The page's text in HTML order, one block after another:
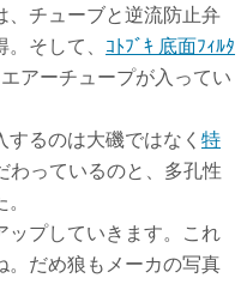
、チューブと逆流防止弁
そして、 ｺﾄﾌﾞｷ 底面ﾌｨﾙﾀ
アーチュープが入ってい
るのは大磯ではなく 特
わっているのと、多孔性
プしていきます。これ
。だめ狼もメーカの写真